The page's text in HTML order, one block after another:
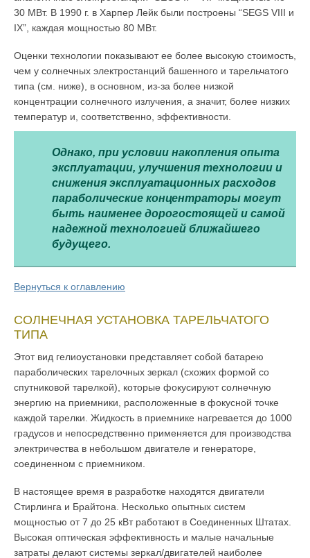
30 МВт. В 1990 г. в Харпер Лейк были построены “SEGS VIII и
IX”, каждая мощностью 80 МВт.
Оценки технологии показывают ее более высокую стоимость,
чем у солнечных электростанций башенного и тарельчатого
типа (см. ниже), в основном, из-за более низкой
концентрации солнечного излучения, а значит, более низких
температур и, соответственно, эффективности.
Однако, при условии накопления опыта
эксплуатации, улучшения технологии и
снижения эксплуатационных расходов
параболические концентраторы могут
быть наименее дорогостоящей и самой
надежной технологией ближайшего
будущего.
Вернуться к оглавлению
СОЛНЕЧНАЯ УСТАНОВКА ТАРЕЛЬЧАТОГО
ТИПА
Этот вид гелиоустановки представляет собой батарею
параболических тарелочных зеркал (схожих формой со
спутниковой тарелкой), которые фокусируют солнечную
энергию на приемники, расположенные в фокусной точке
каждой тарелки. Жидкость в приемнике нагревается до 1000
градусов и непосредственно применяется для производства
электричества в небольшом двигателе и генераторе,
соединенном с приемником.
В настоящее время в разработке находятся двигатели
Стирлинга и Брайтона. Несколько опытных систем
мощностью от 7 до 25 кВт работают в Соединенных Штатах.
Высокая оптическая эффективность и малые начальные
затраты делают системы зеркал/двигателей наиболее